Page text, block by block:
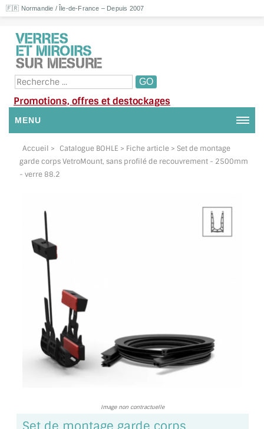
🇫🇷 Normandie / Île-de-France – Depuis 2007
Promotions, offres et destockages
MENU
NOUS CONTACTER
MON COMPTE / SE CONNECTER
SUIVI DE DEVIS
SUIVI DE COMMANDE
TOUS LES TARIFS AU M2
GUIDE : CHOIX PAR UTILISATION
INSPIRATIONS ET NOUVEAUTÉS
AMBIANCE LAITON BROSSÉ
MIROIR SUR MESURE
Accueil > Catalogue BOHLE > Fiche article > Set de montage
garde corps VetroMount, sans profilé de recouvrement - 2500mm
- verre 88.2
Image non contractuelle